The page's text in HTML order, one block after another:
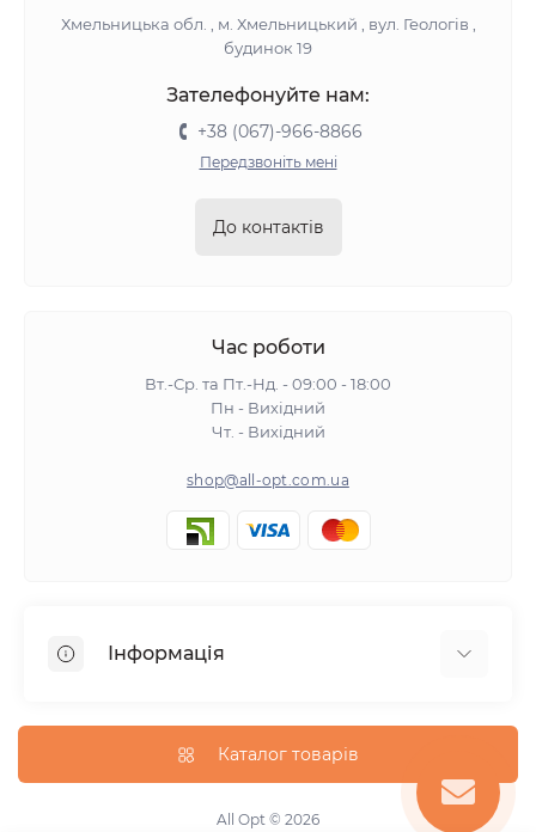
Хмельницька обл. , м. Хмельницький , вул. Геологів ,
будинок 19
Зателефонуйте нам:
+38 (067)-966-8866
Передзвоніть мені
До контактів
Час роботи
Вт.-Ср. та Пт.-Нд. - 09:00 - 18:00
Пн - Вихідний
Чт. - Вихідний
shop@all-opt.com.ua
Інформація
Оплата та доставка
Повернення та обмін
Політика конфіденційності
Каталог товарів
All Opt © 2026